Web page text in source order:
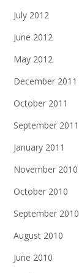
July 2012
June 2012
May 2012
December 2011
October 2011
September 2011
January 2011
November 2010
October 2010
September 2010
August 2010
June 2010